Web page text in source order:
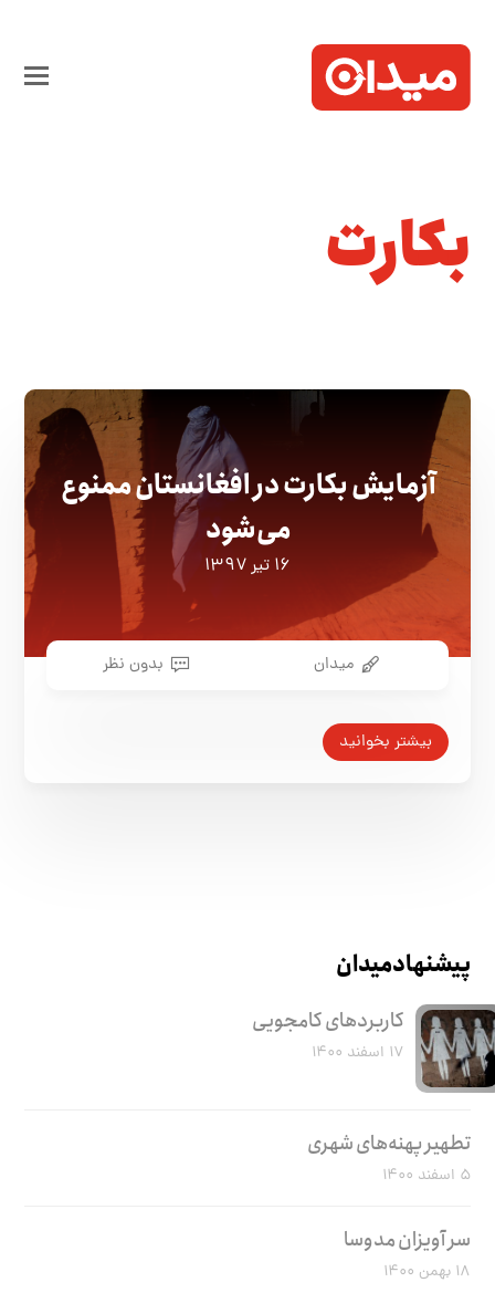
بکارت
آزمایش بکارت در افغانستان ممنوع
می‌شود
۱۶ تیر ۱۳۹۷
میدان بدون نظر
بیشتر بخوانید
پیشنهاد میدان
کاربرد‌های کامجویی
۱۷ اسفند ۱۴۰۰
تطهیر پهنه‌های شهری
۵ اسفند ۱۴۰۰
سر آویزان مدوسا
۱۸ بهمن ۱۴۰۰